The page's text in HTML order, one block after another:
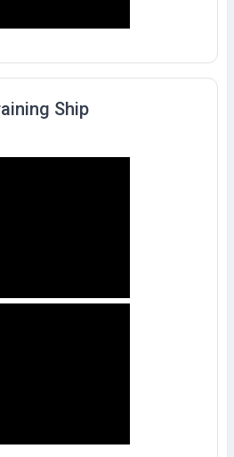
Ship